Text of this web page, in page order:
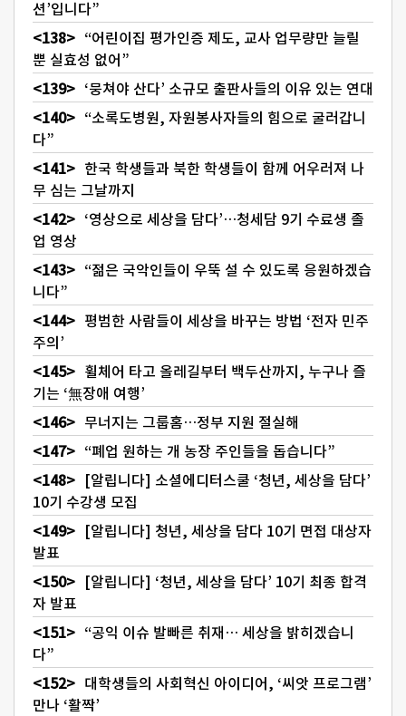
션’입니다”
“어린이집 평가인증 제도, 교사 업무량만 늘릴
뿐 실효성 없어”
‘뭉쳐야 산다’ 소규모 출판사들의 이유 있는 연대
“소록도병원, 자원봉사자들의 힘으로 굴러갑니
다”
한국 학생들과 북한 학생들이 함께 어우러져 나
무 심는 그날까지
‘영상으로 세상을 담다’…청세담 9기 수료생 졸
업 영상
“젊은 국악인들이 우뚝 설 수 있도록 응원하겠습
니다”
평범한 사람들이 세상을 바꾸는 방법 ‘전자 민주
주의’
휠체어 타고 올레길부터 백두산까지, 누구나 즐
기는 ‘無장애 여행’
무너지는 그룹홈…정부 지원 절실해
“폐업 원하는 개 농장 주인들을 돕습니다”
[알립니다] 소셜에디터스쿨 ‘청년, 세상을 담다’
10기 수강생 모집
[알립니다] 청년, 세상을 담다 10기 면접 대상자
발표
[알립니다] ‘청년, 세상을 담다’ 10기 최종 합격
자 발표
“공익 이슈 발빠른 취재… 세상을 밝히겠습니
다”
대학생들의 사회혁신 아이디어, ‘씨앗 프로그램’
만나 ‘활짝’